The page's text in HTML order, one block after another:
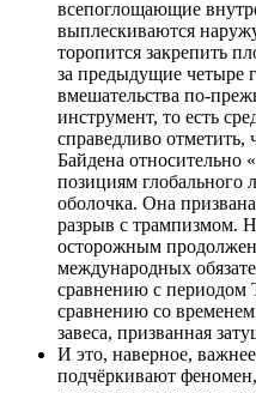
всепоглощающие
выплескиваются
торопится закрепить
за предыдущие четыре
вмешательства по-
инструмент, то есть
справедливо отметить,
Байдена относительно
позициям глобального
оболочка. Она
разрыв с трампизмом.
осторожным
международных
сравнению с периодом
сравнению со
завеса, призванная
И это, наверное,
подчёркивают